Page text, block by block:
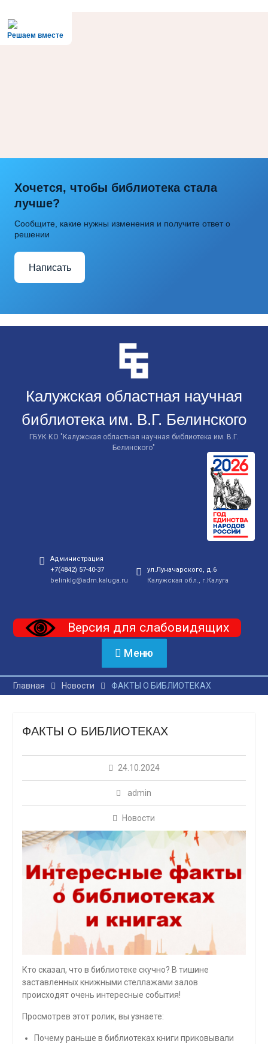
Решаем вместе
Хочется, чтобы библиотека стала
лучше?
Сообщите, какие нужны изменения и получите ответ о
решении
Написать
Калужская областная научная
библиотека им. В.Г. Белинского
ГБУК КО "Калужская областная научная библиотека им. В.Г.
Белинского"
Администрация
+7(4842) 57-40-37
belinklg@adm.kaluga.ru
ул.Луначарского, д.6
Калужская обл., г.Калуга
Версия для слабовидящих
Меню
Главная Новости ФАКТЫ О БИБЛИОТЕКАХ
ФАКТЫ О БИБЛИОТЕКАХ
24.10.2024
admin
Новости
Кто сказал, что в библиотеке скучно? В тишине
заставленных книжными стеллажами залов
происходят очень интересные события!
Просмотрев этот ролик, вы узнаете:
Почему раньше в библиотеках книги приковывали